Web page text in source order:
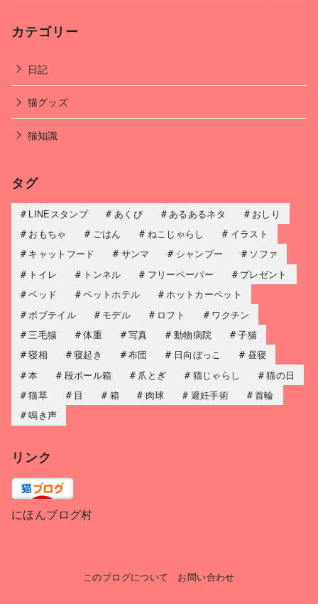
カテゴリー
日記
猫グッズ
猫知識
タグ
LINEスタンプ あくび あるあるネタ
おしり
おもちゃ
ごはん ねこじゃらし
イラスト
キャットフード
サンマ シャンプー
ソファ
トイレ
トンネル フリーペーパー
プレゼント
ベッド
ペットホテル
ホットカーペット
ボブテイル
モデル ロフト
ワクチン
三毛猫
体重 写真 動物病院
子猫
寝相
寝起き 布団 日向ぼっこ
昼寝
本
段ボール箱 爪とぎ 猫じゃらし
猫の日
猫草
目 箱 肉球 避妊手術
首輪
鳴き声
リンク
にほんブログ村
このブログについて お問い合わせ